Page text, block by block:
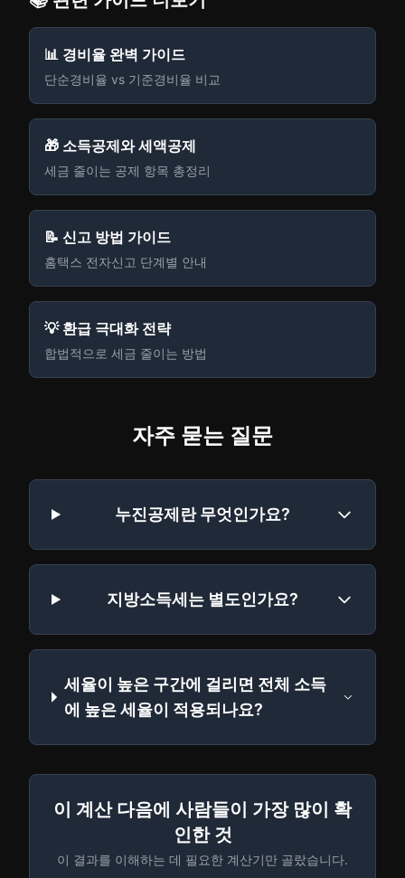
📊 경비율 완벽 가이드
단순경비율 vs 기준경비율 비교
🎁 소득공제와 세액공제
세금 줄이는 공제 항목 총정리
📝 신고 방법 가이드
홈택스 전자신고 단계별 안내
💡 환급 극대화 전략
합법적으로 세금 줄이는 방법
자주 묻는 질문
누진공제란 무엇인가요?
지방소득세는 별도인가요?
세율이 높은 구간에 걸리면 전체 소득
에 높은 세율이 적용되나요?
이 계산 다음에 사람들이 가장 많이 확
인한 것
이 결과를 이해하는 데 필요한 계산기만 골랐습니다.